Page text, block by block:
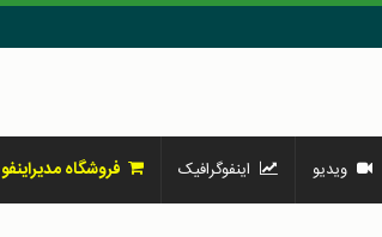
ویدیو اینفوگرافیک فروشگاه مدیراینفو